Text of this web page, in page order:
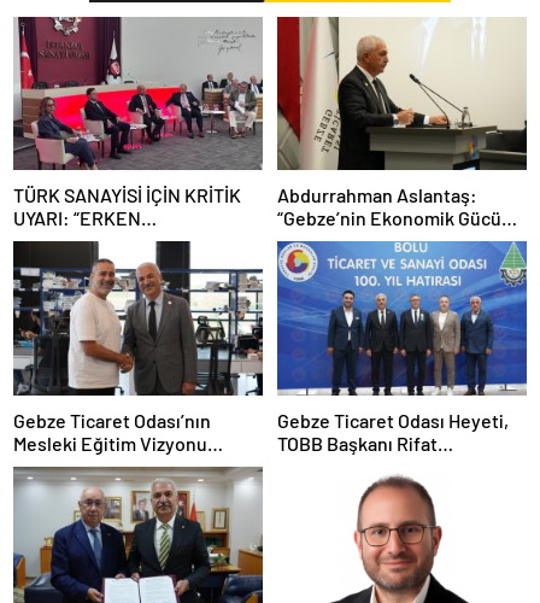
TÜRK SANAYİSİ İÇİN KRİTİK
UYARI: “ERKEN
SANAYİSİZLEŞME
TEHLİKESİYLE KARŞI
KARŞIYAYIZ”
Abdurrahman Aslantaş:
“Gebze’nin Ekonomik Gücünü
Daha da İleri Taşıyacağız”
Gebze Ticaret Odası’nın
Mesleki Eğitim Vizyonu
İstihdamla Taçlandı
Gebze Ticaret Odası Heyeti,
TOBB Başkanı Rifat
Araya GeldiGebze Ticaret
Odası Heyeti, TOBB Başkanı
Rifat Hisarcıklıoğlu ile Bolu’da
Bir Araya Geldi